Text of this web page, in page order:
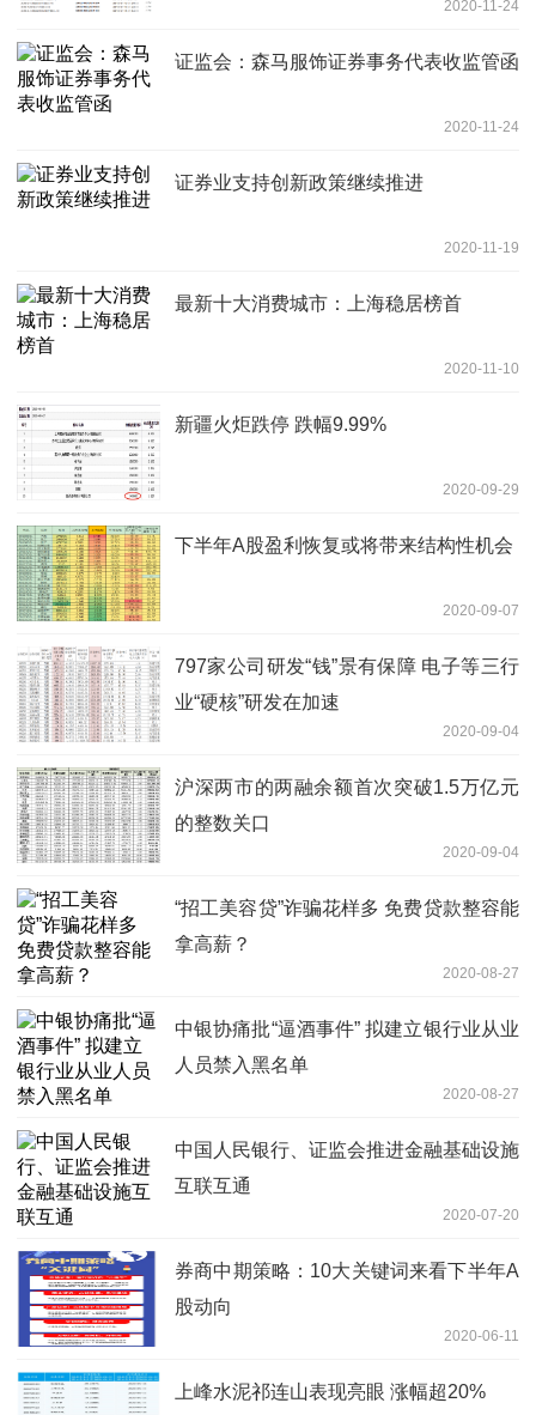
2020-11-24
证监会：森马服饰证券事务代表收监管函
2020-11-24
证券业支持创新政策继续推进
2020-11-19
最新十大消费城市：上海稳居榜首
2020-11-10
新疆火炬跌停 跌幅9.99%
2020-09-29
下半年A股盈利恢复或将带来结构性机会
2020-09-07
797家公司研发“钱”景有保障 电子等三行
业“硬核”研发在加速
2020-09-04
沪深两市的两融余额首次突破1.5万亿元
的整数关口
2020-09-04
“招工美容贷”诈骗花样多 免费贷款整容能
拿高薪？
2020-08-27
中银协痛批“逼酒事件” 拟建立银行业从业
人员禁入黑名单
2020-08-27
中国人民银行、证监会推进金融基础设施
互联互通
2020-07-20
券商中期策略：10大关键词来看下半年A
股动向
2020-06-11
上峰水泥祁连山表现亮眼 涨幅超20%